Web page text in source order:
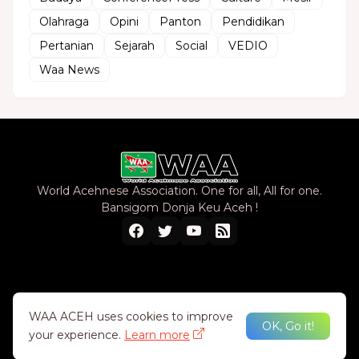
Olahraga
Opini Panton
Pendidikan
Pertanian
Sejarah Social
VEDIO
Waa News
World Acehnese Association. One for all, All for one.
Bansigom Donja Keu Aceh !
Design by -WAA TEAM
Home About UsPrivacy PolicyContact Us
WAA ACEH uses cookies to improve
your experience. Learn more
OK, Go it!